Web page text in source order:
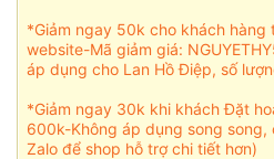
*Giảm ngay 50k cho khách hàng
website-Mã giảm giá:
áp dụng cho Lan Hồ Điệp, số
*Giảm ngay 30k khi khách Đặt
600k-Không áp dụng song
Zalo để shop hỗ trợ chi tiết hơn)